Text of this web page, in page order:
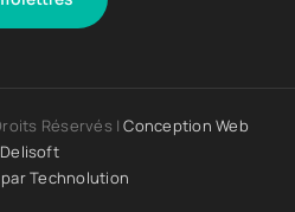
Réservés |Conception Web
Delisoft
Technolution